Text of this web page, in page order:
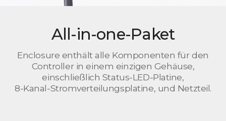
All-in-one-Paket
Enclosure enthält alle Komponenten für den
Controller in einem einzigen Gehäuse,
einschließlich Status-LED-Platine,
8-Kanal-Stromverteilungsplatine, und Netzteil.